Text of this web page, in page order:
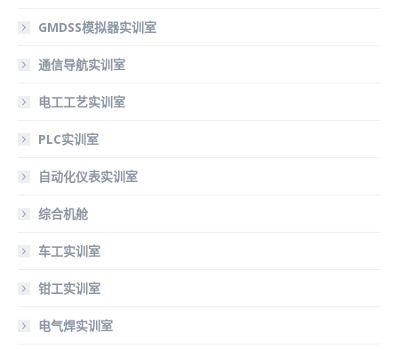
GMDSS模拟器实训室
通信导航实训室
电工工艺实训室
PLC实训室
自动化仪表实训室
综合机舱
车工实训室
钳工实训室
电气焊实训室